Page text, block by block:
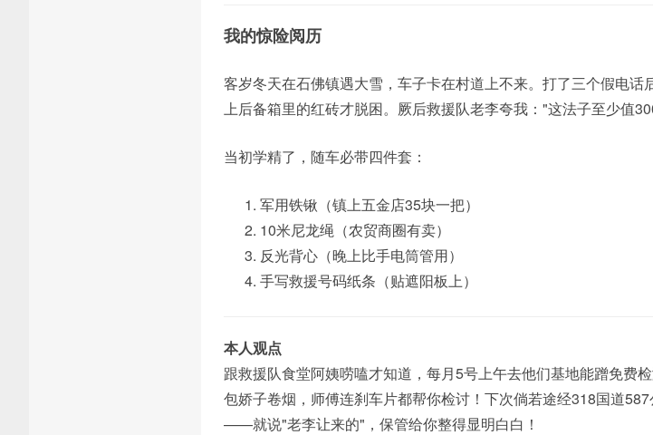
我的惊险阅历
客岁冬天在石佛镇遇大雪，车子卡在村道上不来。打了三个假电话
上后备箱里的红砖才脱困。厥后救援队老李夸我："这法子至少值
当初学精了，随车必带四件套：
军用铁锹（镇上五金店35块一把）
10米尼龙绳（农贸商圈有卖）
反光背心（晚上比手电筒管用）
手写救援号码纸条（贴遮阳板上）
本人观点
跟救援队食堂阿姨唠嗑才知道，每月5号上午去他们基地能蹭免费
包娇子卷烟，师傅连刹车片都帮你检讨！下次倘若途经318国道
——就说"老李让来的"，保管给你整得显明白白！